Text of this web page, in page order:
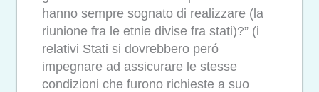
hanno sempre sognato di realizzare (la
riunione fra le etnie divise fra stati)?” (i
relativi Stati si dovrebbero peró
impegnare ad assicurare le stesse
condizioni che furono richieste a suo